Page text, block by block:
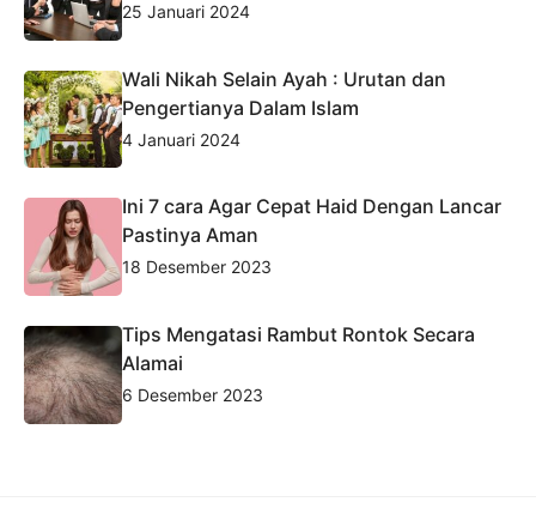
25 Januari 2024
Wali Nikah Selain Ayah : Urutan dan
Pengertianya Dalam Islam
4 Januari 2024
Ini 7 cara Agar Cepat Haid Dengan Lancar
Pastinya Aman
18 Desember 2023
Tips Mengatasi Rambut Rontok Secara
Alamai
6 Desember 2023